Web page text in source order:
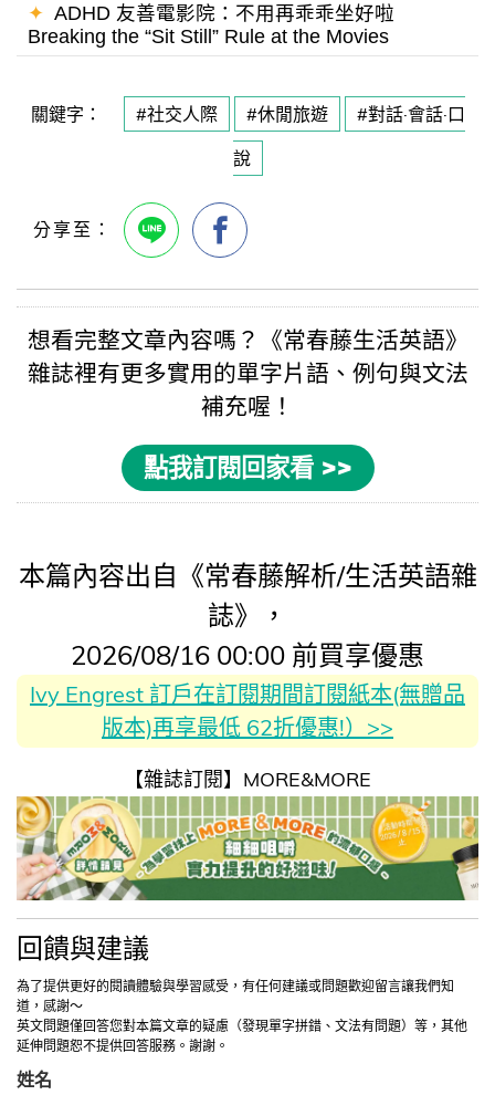
✦ ADHD 友善電影院：不用再乖乖坐好啦
Breaking the “Sit Still” Rule at the Movies
關鍵字： #社交人際 #休閒旅遊
#對話·會話·口
說
想看完整文章內容嗎？《常春藤生活英語》
雜誌裡有更多實用的單字片語 、例句與文法
補充喔！
點我訂閱回家看 >>
本篇內容出自《常春藤解析/生活英語雜
誌》，
2026/08/16 00:00 前買享優惠
Ivy Engrest 訂戶在訂閱期間訂閱紙本(無贈品
版本)再享最低 62折優惠!）>>
【雜誌訂閱】MORE&MORE
回饋與建議
為了提供更好的閱讀體驗與學習感受，有任何建議或問題歡迎留言讓我們知
道，感謝～
英文問題僅回答您對本篇文章的疑慮（發現單字拼錯、文法有問題）等，其他
延伸問題恕不提供回答服務。謝謝。
姓名